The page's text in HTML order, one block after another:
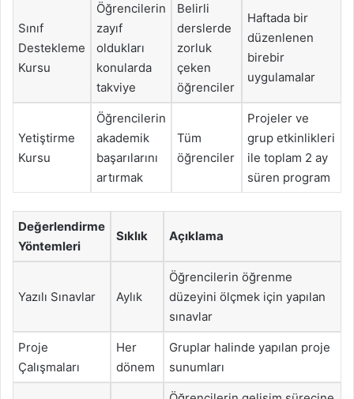
Sınıf
Destekleme
Kursu
Öğrencilerin
zayıf
oldukları
konularda
takviye
Belirli
derslerde
zorluk
çeken
öğrenciler
Haftada bir
düzenlenen
birebir
uygulamalar
Yetiştirme
Kursu
Öğrencilerin
akademik
başarılarını
artırmak
Tüm
öğrenciler
Projeler ve
grup etkinlikleri
ile toplam 2 ay
süren program
Değerlendirme
Yöntemleri
Sıklık Açıklama
Yazılı Sınavlar Aylık
Öğrencilerin öğrenme
düzeyini ölçmek için yapılan
sınavlar
Proje
Çalışmaları
Her
dönem
Gruplar halinde yapılan proje
sunumları